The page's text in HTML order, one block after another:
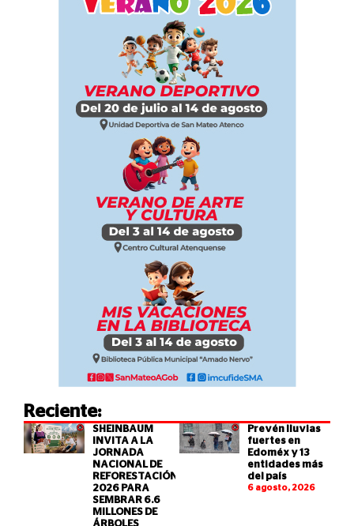
Reciente:
SHEINBAUM
INVITA A LA
JORNADA
NACIONAL DE
REFORESTACIÓN
2026 PARA
SEMBRAR 6.6
MILLONES DE
Prevén lluvias
fuertes en
Edoméx y 13
entidades más
del país
6 agosto, 2026